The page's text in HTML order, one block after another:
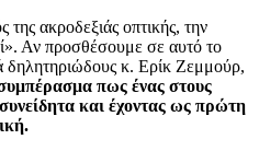
ακροδεξιάς οπτικής, την
Αν προσθέσουμε σε αυτό το
δηλητηριώδους κ. Ερίκ Ζεμμούρ,
πως ένας στους
και έχοντας ως πρώτη